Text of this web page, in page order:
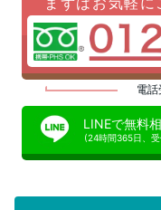
電
LINEで無料
(24時間365日、